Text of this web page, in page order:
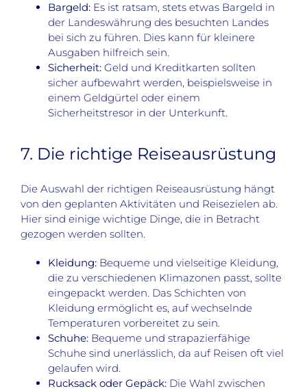
Bargeld:Es ist ratsam, stets etwas Bargeld in
der Landeswährung des besuchten Landes
bei sich zu führen. Dies kann für kleinere
Ausgaben hilfreich sein.
Sicherheit:Geld und Kreditkarten sollten
sicher aufbewahrt werden, beispielsweise in
einem Geldgürtel oder einem
Sicherheitstresor in der Unterkunft.
7. Die richtige Reiseausrüstung
Die Auswahl der richtigen Reiseausrüstung hängt
von den geplanten Aktivitäten und Reisezielen ab.
Hier sind einige wichtige Dinge, die in Betracht
gezogen werden sollten.
Kleidung: Bequeme und vielseitige Kleidung,
die zu verschiedenen Klimazonen passt, sollte
eingepackt werden. Das Schichten von
Kleidung ermöglicht es, auf wechselnde
Temperaturen vorbereitet zu sein.
Schuhe:Bequeme und strapazierfähige
Schuhe sind unerlässlich, da auf Reisen oft viel
gelaufen wird.
Rucksack oder Gepäck:Die Wahl zwischen